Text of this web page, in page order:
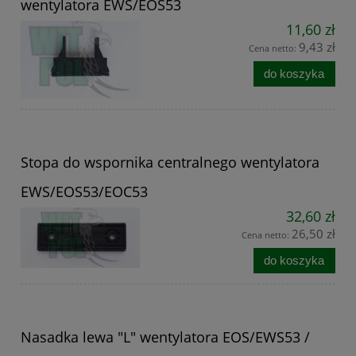
wentylatora EWS/EOS53
11,60 zł
Cena netto: 9,43 zł
do koszyka
Stopa do wspornika centralnego wentylatora
EWS/EOS53/EOC53
32,60 zł
Cena netto: 26,50 zł
do koszyka
Nasadka lewa "L" wentylatora EOS/EWS53 /